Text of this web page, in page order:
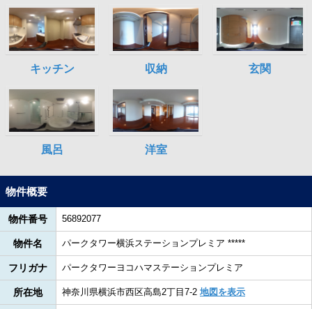
物件概要
物件番号 56892077
物件名 パークタワー横浜ステーションプレミア *****
フリガナ パークタワーヨコハマステーションプレミア
所在地 神奈川県横浜市西区高島2丁目7-2 地図を表示